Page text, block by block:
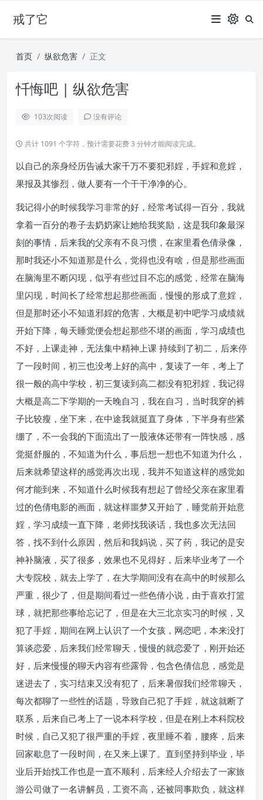
戒了它
首页 纵欲危害 正文
忏悔吧 | 纵欲危害
103次阅读 没有评论
共计 1091 个字符，预计需要花费 3 分钟才能阅读完成。
以自己的亲身经历告诫大家千万不要犯邪婬，手婬和意婬，
果报及其惨烈，做人要有一个干干净净的心。
我记得小的时候我学习非常的好，经常考试得一百分，我就
拿着一百分的卷子去奶奶家让她给我奖励，这是我印象最深
刻的事情，后来我的父亲有不良习惯，在家里看色倩录像，
那时我还小不知道那是什么，觉得也没有啥，但是那些画面
在脑海里不断闪现，似乎有些过目不忘的感觉，经常在脑海
里闪现，时间长了经常想起那些画面，慢慢的形成了意婬，
但是那时还小不知道邪婬的危害，大概是初中吧学习成绩就
开始下降，每天睡觉便会想起那些不堪的画面，学习成绩也
不好，上课走神，无法集中精神上课 持续到了初二，后来停
了一段时间，初三也没考上好的高中，复读了一年，考上了
很一般的高中学校，初三复读到高二都没有犯邪婬，我记得
大概是高二下学期的一天晚自习，我在自习，当时我穿的裤
子比较瘦，坐下来，在中途我就挺直了身体，下半身有些紧
绷了，不一会我的下面流出了一股液体还带有一阵快感，感
觉挺舒服的，不知道为什么，事后想一想也不知道为什么，
后来就希望这样的感觉再次出现，我并不知道这样的感觉如
何才能到来，不知道什么时候我有想起了曾经父亲在家里看
过的色倩电影的画面，就这样噩梦又开始了，睡觉前开始意
婬，学习成绩一直下降，老师找我谈话，我也多次无法回
答，找不到什么原因，然后和我妈说，买了药，我记的是安
神补脑液，买了很多，效果也不见得好，后来毕业考了一个
大专院校，就去上学了，在大学期间没有在高中的时候那么
严重，很少了，但是期间看过一些色倩小说，由于喜欢打篮
球，就把那些事给忘记了，但是在大三北京实习的时候，又
犯了手婬，期间在网上认识了一个女孩，网恋吧，本来没打
算谈恋爱，后来我们经常聊天，慢慢的就恋爱了，刚开始还
好，后来慢慢的聊天内容有些露骨，包含色倩信息，感觉是
迷进去了，实习结束又没有犯了，后来暑假我们经常聊天，
每次都聊了一些性的话题，导致自己犯了手婬，就这就断了
联系，后来自己考上了一说本科学校，但是在刚上本科院校
时候，自己又犯了很严重的手婬，夜里睡不着，腰疼，后来
回家歇息了一段时间，在又来上课了。直到坚持到毕业，毕
业后开始找工作也是一直不顺利，后来经人介绍去了一家旅
游公司做了一名讲解员，工资不高，还被同事欺负，就这样